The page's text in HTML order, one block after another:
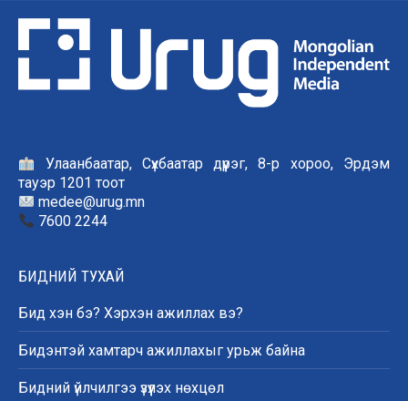
Улаанбаатар, Сүхбаатар дүүрэг, 8-р хороо, Эрдэм
тауэр 1201 тоот
medee@urug.mn
7600 2244
БИДНИЙ ТУХАЙ
Бид хэн бэ? Хэрхэн ажиллах вэ?
Бидэнтэй хамтарч ажиллахыг урьж байна
Бидний үйлчилгээ үзүүлэх нөхцөл